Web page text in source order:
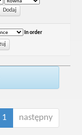
In order
1 następny